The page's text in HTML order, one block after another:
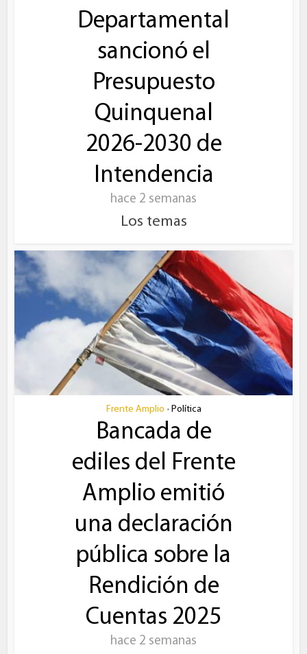
Departamental
sancionó el
Presupuesto
Quinquenal
2026-2030 de
Intendencia
hace 2 semanas
Los temas
Frente Amplio • Política
Bancada de
ediles del Frente
Amplio emitió
una declaración
pública sobre la
Rendición de
Cuentas 2025
hace 2 semanas